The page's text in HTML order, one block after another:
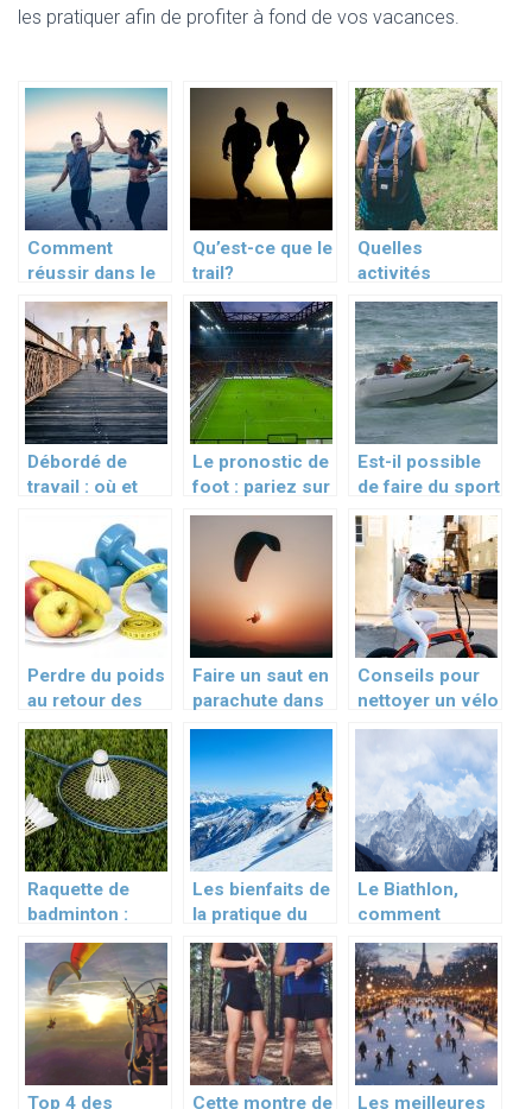
les pratiquer afin de profiter à fond de vos vacances.
Comment
réussir dans le
sport ?
Qu’est-ce que le
trail?
Quelles
activités
pratiquer à la
montagne?
Débordé de
travail : où et
Le pronostic de
foot : pariez sur
l’équipe
gagnante
Est-il possible
de faire du sport
en vacances en
Corse ?
Perdre du poids
au retour des
grandes
vacances
Faire un saut en
parachute dans
le Nord
Conseils pour
nettoyer un vélo
électrique et le
préparer à une
randonnée
Raquette de
badminton :
comment la
corder ?
Les bienfaits de
la pratique du
ski alpin
Le Biathlon,
comment
pratiquer ce
sport de
montagne tres
populaire ?
Top 4 des Cette montre de Les meilleures